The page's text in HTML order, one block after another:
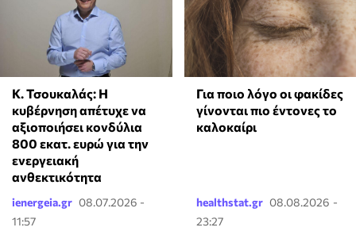
Κ. Τσουκαλάς: Η
κυβέρνηση απέτυχε να
αξιοποιήσει κονδύλια
800 εκατ. ευρώ για την
ενεργειακή
ανθεκτικότητα
ienergeia.gr 08.07.2026 -
11:57
Για ποιο λόγο οι φακίδες
γίνονται πιο έντονες το
καλοκαίρι
healthstat.gr 08.08.2026 -
23:27